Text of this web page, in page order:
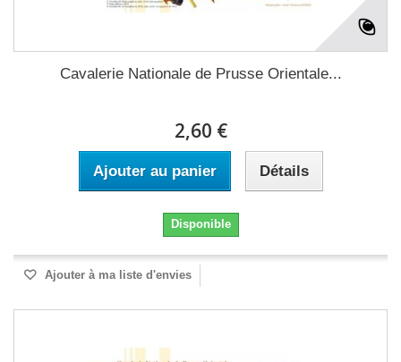
Cavalerie Nationale de Prusse Orientale...
2,60 €
Ajouter au panier Détails
Disponible
Ajouter à ma liste d'envies